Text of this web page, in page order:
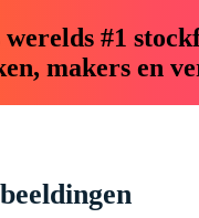
werelds #1
makers en